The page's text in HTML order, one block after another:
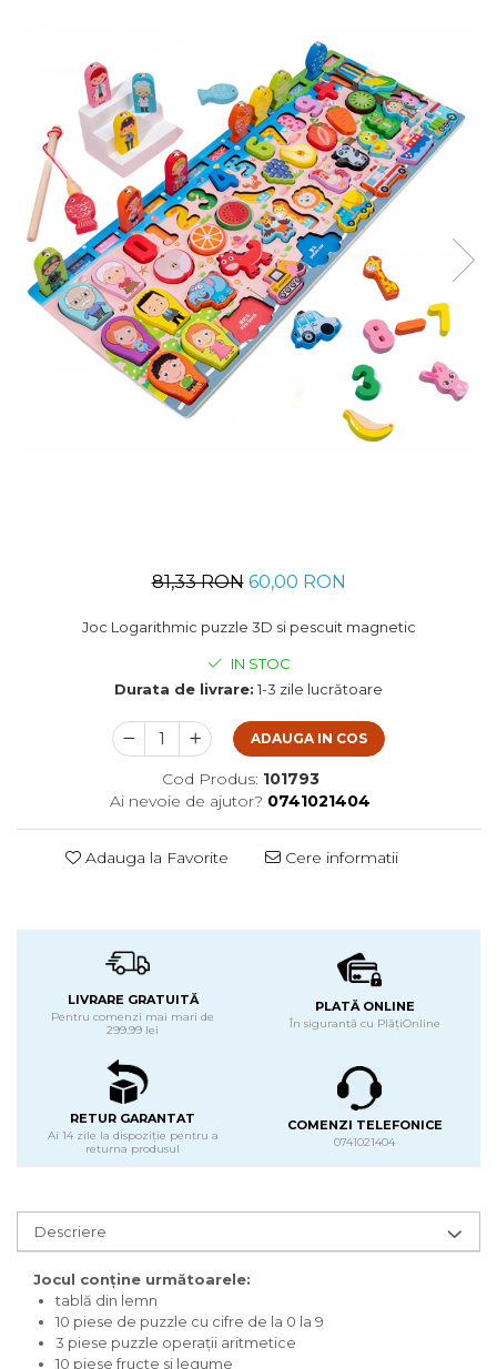
81,33 RON 60,00 RON
Joc Logarithmic puzzle 3D si pescuit magnetic
IN STOC
Durata de livrare: 1-3 zile lucrătoare
ADAUGA IN COS
Cod Produs: 101793
Ai nevoie de ajutor? 0741021404
Adauga la Favorite Cere informatii
LIVRARE GRATUITĂ
Pentru comenzi mai mari de
299.99 lei
PLATĂ ONLINE
În sigurantă cu PlățiOnline
RETUR GARANTAT
Ai 14 zile la dispoziție pentru a
returna produsul
COMENZI TELEFONICE
0741021404
Descriere
Jocul conține următoarele:
tablă din lemn
10 piese de puzzle cu cifre de la 0 la 9
3 piese puzzle operații aritmetice
10 piese fructe si legume